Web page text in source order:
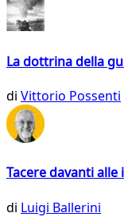
La dottrina della
di Vittorio Possenti
Tacere davanti
di Luigi Ballerini